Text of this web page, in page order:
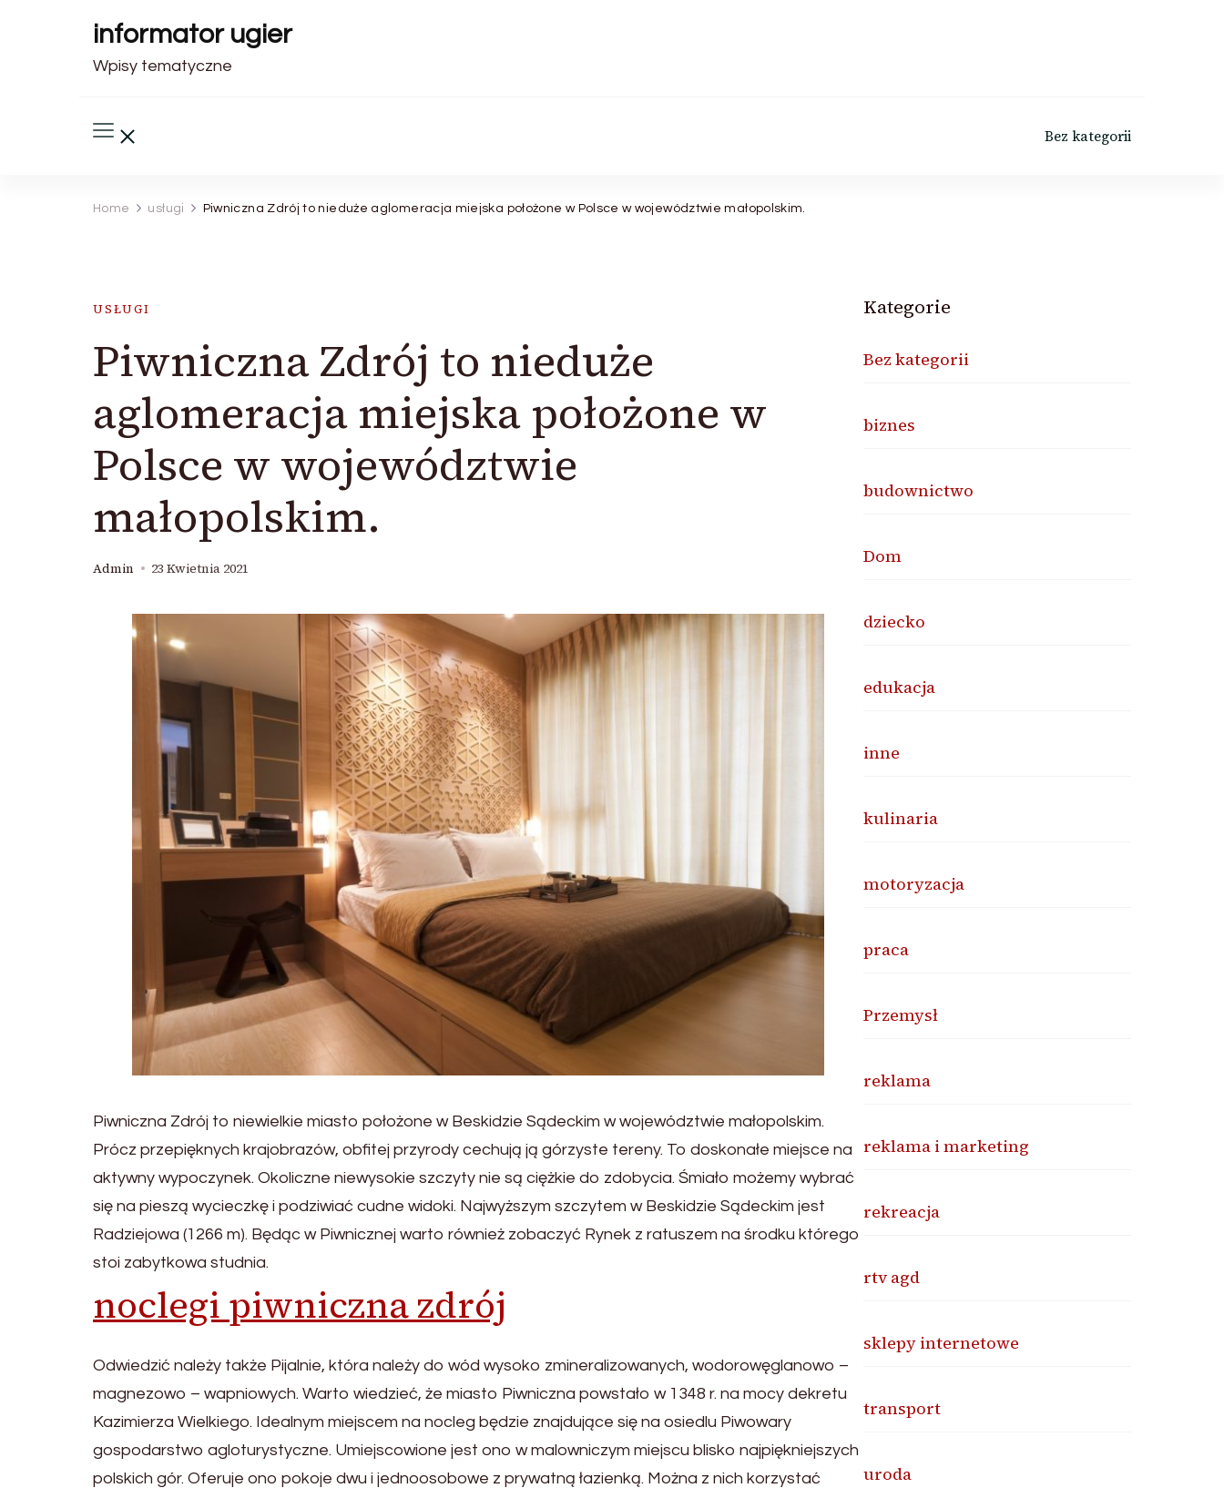
informator ugier
Wpisy tematyczne
Bez kategorii
Home usługi Piwniczna Zdrój to nieduże aglomeracja miejska położone w Polsce w województwie małopolskim.
USŁUGI
Piwniczna Zdrój to nieduże
aglomeracja miejska położone w
Polsce w województwie
małopolskim.
Admin 23 Kwietnia 2021
Piwniczna Zdrój to niewielkie miasto położone w Beskidzie Sądeckim w województwie małopolskim.
Prócz przepięknych krajobrazów, obfitej przyrody cechują ją górzyste tereny. To doskonałe miejsce na
aktywny wypoczynek. Okoliczne niewysokie szczyty nie są ciężkie do zdobycia. Śmiało możemy wybrać
się na pieszą wycieczkę i podziwiać cudne widoki. Najwyższym szczytem w Beskidzie Sądeckim jest
Radziejowa (1266 m). Będąc w Piwnicznej warto również zobaczyć Rynek z ratuszem na środku którego
stoi zabytkowa studnia.
noclegi piwniczna zdrój
Odwiedzić należy także Pijalnie, która należy do wód wysoko zmineralizowanych, wodorowęglanowo –
magnezowo – wapniowych. Warto wiedzieć, że miasto Piwniczna powstało w 1348 r. na mocy dekretu
Kazimierza Wielkiego. Idealnym miejscem na nocleg będzie znajdujące się na osiedlu Piwowary
gospodarstwo agloturystyczne. Umiejscowione jest ono w malowniczym miejscu blisko najpiękniejszych
polskich gór. Oferuje ono pokoje dwu i jednoosobowe z prywatną łazienką. Można z nich korzystać
Kategorie
Bez kategorii
biznes
budownictwo
Dom
dziecko
edukacja
inne
kulinaria
motoryzacja
praca
Przemysł
reklama
reklama i marketing
rekreacja
rtv agd
sklepy internetowe
transport
uroda